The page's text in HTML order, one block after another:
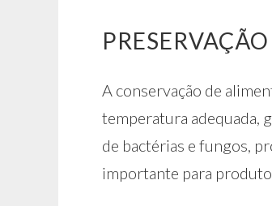
A conservação de
temperatura adequada,
de bactérias e fungos,
importante para